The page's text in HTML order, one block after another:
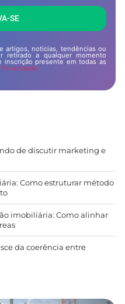
SE
artigos, noticias, tendências ou
retirado a qualquer momento
inscrição presente em todas as
de discutir marketing e
Como estruturar método
imobiliária: Como alinhar
da coerência entre